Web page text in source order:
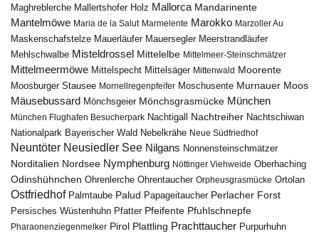
Maghreblerche Mallertshofer Holz Mallorca Mandarinente
Mantelmöwe Maria de la Salut Marmelente Marokko Marzoller Au
Maskenschafstelze Mauerläufer Mauersegler Meerstrandläufer
Mehlschwalbe Misteldrossel Mittelelbe Mittelmeer-Steinschmätzer
Mittelmeermöwe Mittelspecht Mittelsäger Mittenwald Moorente
Moosburger Stausee Mornellregenpfeifer Moschusente Murnauer Moos
Mäusebussard Mönchsgeier Mönchsgrasmücke München
München Flughafen Besucherpark Nachtigall Nachtreiher Nachtschiwan
Nationalpark Bayerischer Wald Nebelkrähe Neue Südfriedhof
Neuntöter Neusiedler See Nilgans Nonnensteinschmätzer
Norditalien Nordsee Nymphenburg Nöttinger Viehweide Oberhaching
Odinshühnchen Ohrenlerche Ohrentaucher Orpheusgrasmücke Ortolan
Ostfriedhof Palmtaube Palud Papageitaucher Perlacher Forst
Persisches Wüstenhuhn Pfatter Pfeifente Pfuhlschnepfe
Pharaonenziegenmelker Pirol Plattling Prachttaucher Purpurhuhn